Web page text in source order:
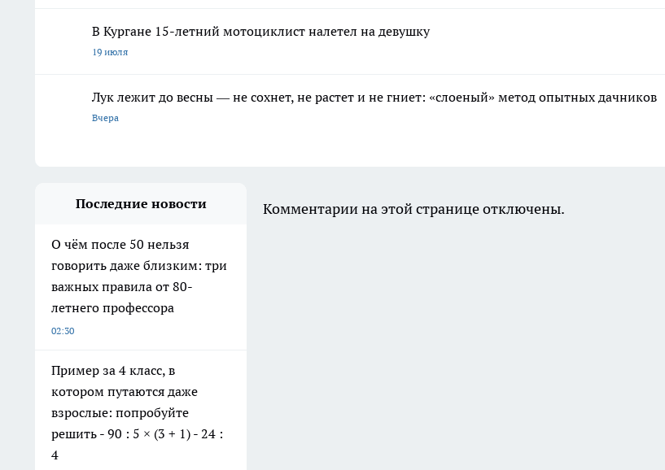
В Кургане 15-летний мотоциклист налетел на девушку
19 июля
Лук лежит до весны — не сохнет, не растет и не гниет: «слоеный» метод опытных дачников
Вчера
Последние новости
О чём после 50 нельзя
говорить даже близким: три
важных правила от 80-
летнего профессора
02:30
Пример за 4 класс, в
котором путаются даже
взрослые: попробуйте
решить - 90 : 5 × (3 + 1) - 24 :
4
Комментарии на этой странице отключены.